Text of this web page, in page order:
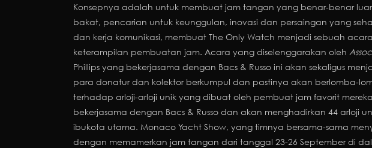
Konsepnya adalah untuk membuat jam tangan yang benar-benar
bakat, pencarian untuk keunggulan, inovasi dan persaingan yang
dan kerja komunikasi, membuat The Only Watch menjadi sebuah
keterampilan pembuatan jam. Acara yang diselenggarakan oleh
Phillips yang bekerjasama dengan Bacs & Russo ini akan sekaligus
para donatur dan kolektor berkumpul dan pastinya akan berlomba-
terhadap arloji-arloji unik yang dibuat oleh pembuat jam favorit
bekerjasama dengan Bacs & Russo dan akan menghadirkan 44 arloji
ibukota utama. Monaco Yacht Show, yang timnya bersama-sama
dengan memamerkan jam tangan dari tanggal 23-26 September di